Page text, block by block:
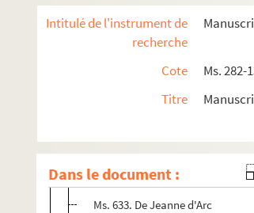
Intitulé de l'instrument de
recherche
Cote
Ms. 282-
Titre
Dans le document :
Ms. 622. La vraie grandeur
Ms. 624. L'antidote du divorce,
Ms. 627. Lettre de Miss Peggy à
Ms. 630. Dissertation historique
Ms. 631. Prophétie de saint
Ms. 633. De Jeanne d'Arc